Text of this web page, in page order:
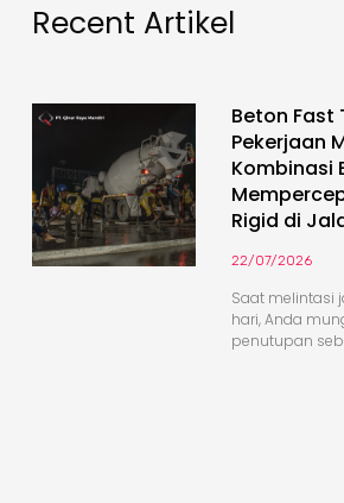
Recent Artikel
Beton Fast
Pekerjaan
Kombinasi
Rigid di
22/07/2026
Saat melintasi
hari, Anda
penutupan